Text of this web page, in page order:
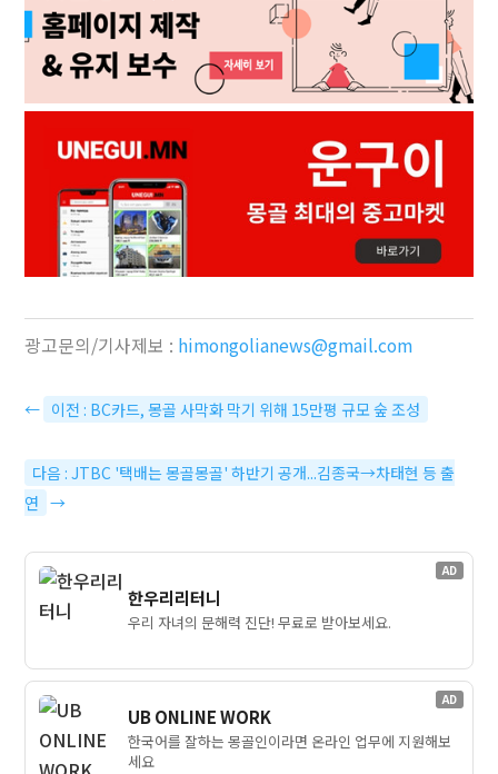
광고문의/기사제보 : himongolianews@gmail.com
← 이전 : BC카드, 몽골 사막화 막기 위해 15만평 규모 숲 조성
다음 : JTBC '택배는 몽골몽골' 하반기 공개...김종국→차태현 등 출
연 →
AD
한우리리터니
우리 자녀의 문해력 진단! 무료로 받아보세요.
AD
UB ONLINE WORK
한국어를 잘하는 몽골인이라면 온라인 업무에 지원해보
세요